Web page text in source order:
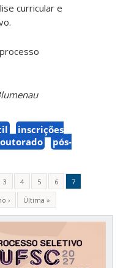
curricular e
inscrições
pós-
3 4 5 6
7
› Última »